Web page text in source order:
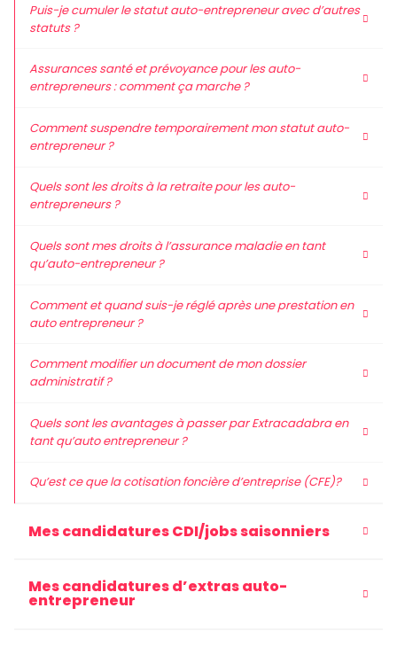
Puis-je cumuler le statut auto-entrepreneur avec d’autres
statuts ?
Assurances santé et prévoyance pour les auto-
entrepreneurs : comment ça marche ?
Comment suspendre temporairement mon statut auto-
entrepreneur ?
Quels sont les droits à la retraite pour les auto-
entrepreneurs ?
Quels sont mes droits à l’assurance maladie en tant
qu’auto-entrepreneur ?
Comment et quand suis-je réglé après une prestation en
auto entrepreneur ?
Comment modifier un document de mon dossier
administratif ?
Quels sont les avantages à passer par Extracadabra en
tant qu’auto entrepreneur ?
Qu’est ce que la cotisation foncière d’entreprise (CFE)?
Mes candidatures CDI/jobs saisonniers
Mes candidatures d’extras auto-
entrepreneur